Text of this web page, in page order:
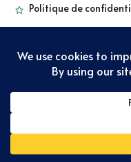
Politique de
Copyright - Sorbetkiwi